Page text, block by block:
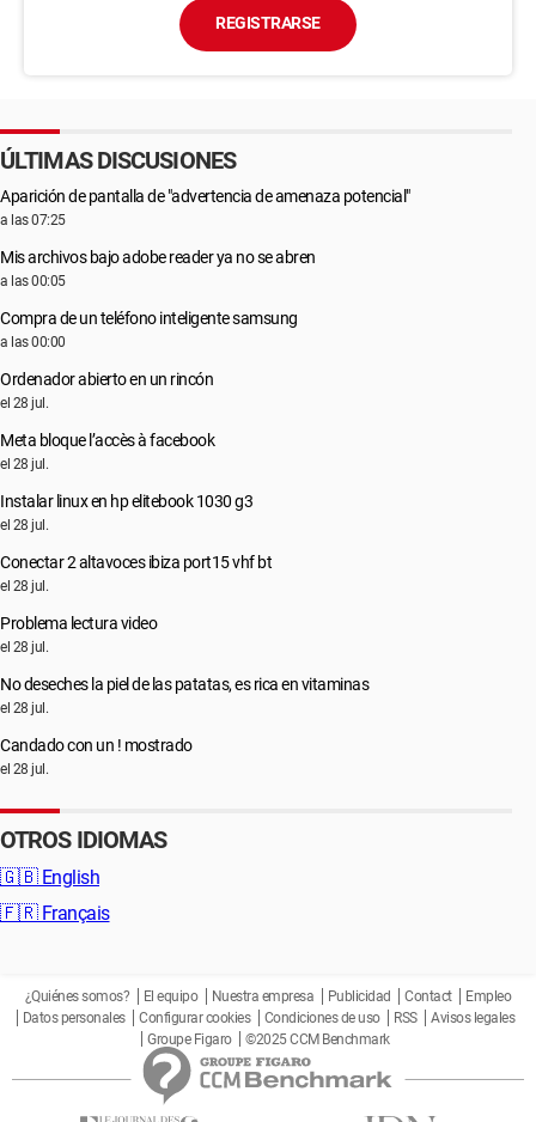
REGISTRARSE
ÚLTIMAS DISCUSIONES
Aparición de pantalla de "advertencia de amenaza potencial"
a las 07:25
Mis archivos bajo adobe reader ya no se abren
a las 00:05
Compra de un teléfono inteligente samsung
a las 00:00
Ordenador abierto en un rincón
el 28 jul.
Meta bloque l’accès à facebook
el 28 jul.
Instalar linux en hp elitebook 1030 g3
el 28 jul.
Conectar 2 altavoces ibiza port15 vhf bt
el 28 jul.
Problema lectura video
el 28 jul.
No deseches la piel de las patatas, es rica en vitaminas
el 28 jul.
Candado con un ! mostrado
el 28 jul.
OTROS IDIOMAS
🇬🇧 English
🇫🇷 Français
¿Quiénes somos? El equipo Nuestra empresa Publicidad Contact
Empleo
Datos personales
Configurar cookies Condiciones de uso RSS
Avisos legales
Groupe Figaro
©2025 CCM Benchmark